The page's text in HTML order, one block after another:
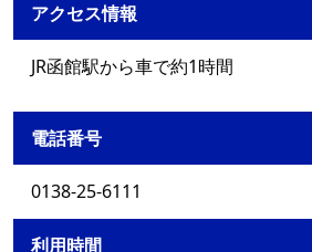
アクセス情報
JR函館駅から車で約1時間
電話番号
0138-25-6111
利用時間